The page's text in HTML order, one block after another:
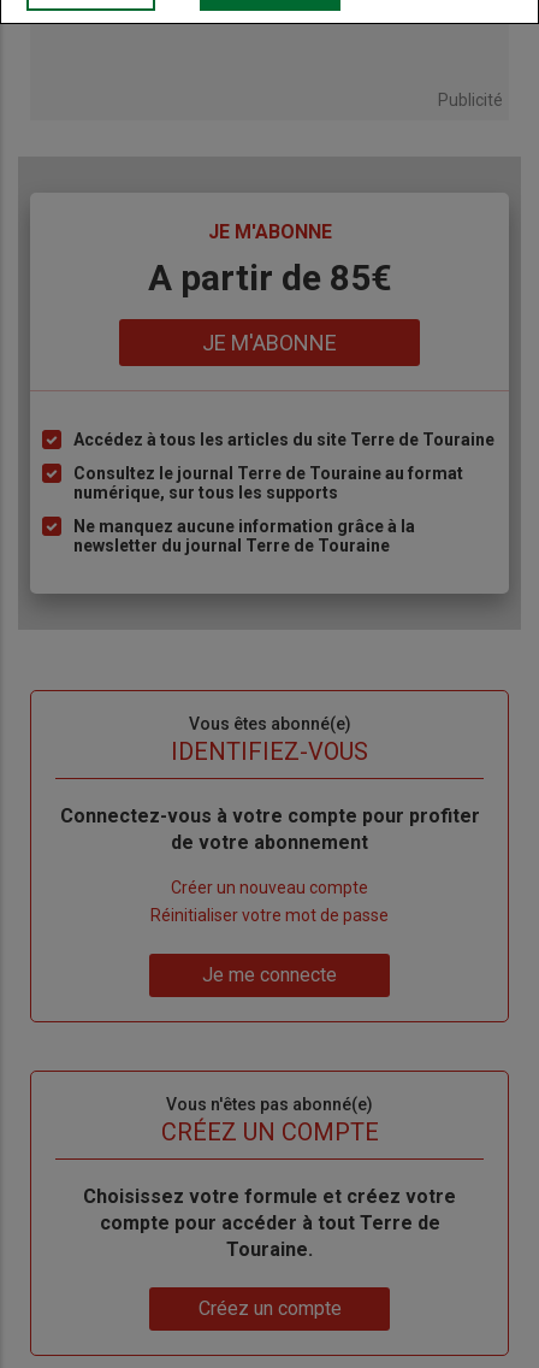
Publicité
JE M'ABONNE
A partir de 85€
JE M'ABONNE
Liste
à
puce
Accédez à tous les articles du site Terre de Touraine
Consultez le journal Terre de Touraine au format
numérique, sur tous les supports
Ne manquez aucune information grâce à la
newsletter du journal Terre de Touraine
Vous êtes abonné(e)
IDENTIFIEZ-VOUS
Body
Connectez-vous à votre compte pour profiter
de votre abonnement
Créer un nouveau compte
de
Réinitialiser votre mot de passe
me
Je me connecte
Vous n'êtes pas abonné(e)
CRÉEZ UN COMPTE
BodyChoisissez votre formule et créez votre
compte pour accéder à tout Terre de
Touraine.
Créez un compte